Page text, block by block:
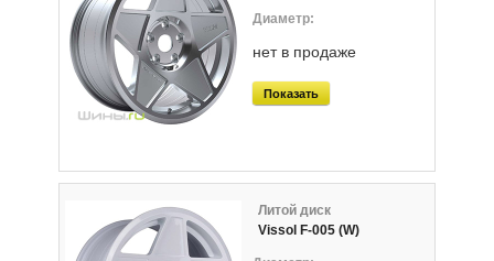
нет в продаже
Показать
Литой диск
Vissol F-005 (W)